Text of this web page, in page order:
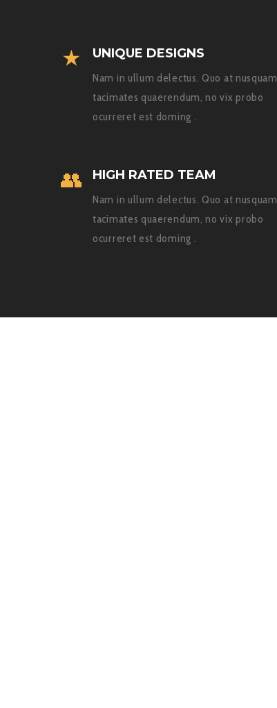
UNIQUE DESIGNS
Nam in ullum delectus. Quo at nusquam
tacimates quaerendum, no vix probo
ocurreret est doming .
HIGH RATED TEAM
Nam in ullum delectus. Quo at nusquam
tacimates quaerendum, no vix probo
ocurreret est doming .